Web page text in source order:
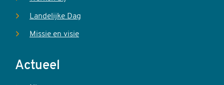
Landelijke Dag
Missie en visie
Actueel